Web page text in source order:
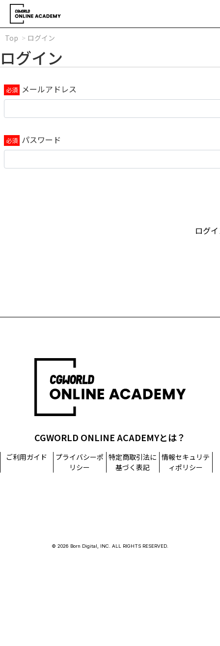
Top ログイン
ログイン
メールアドレス
パスワード
ログ
CGWORLD ONLINE ACADEMYとは？
ご利用ガイド
プライバシーポ
リシー
特定商取引法に
基づく表記
情報セキュリテ
ィポリシー
© 2026 Born Digital, INC. ALL RIGHTS RESERVED.